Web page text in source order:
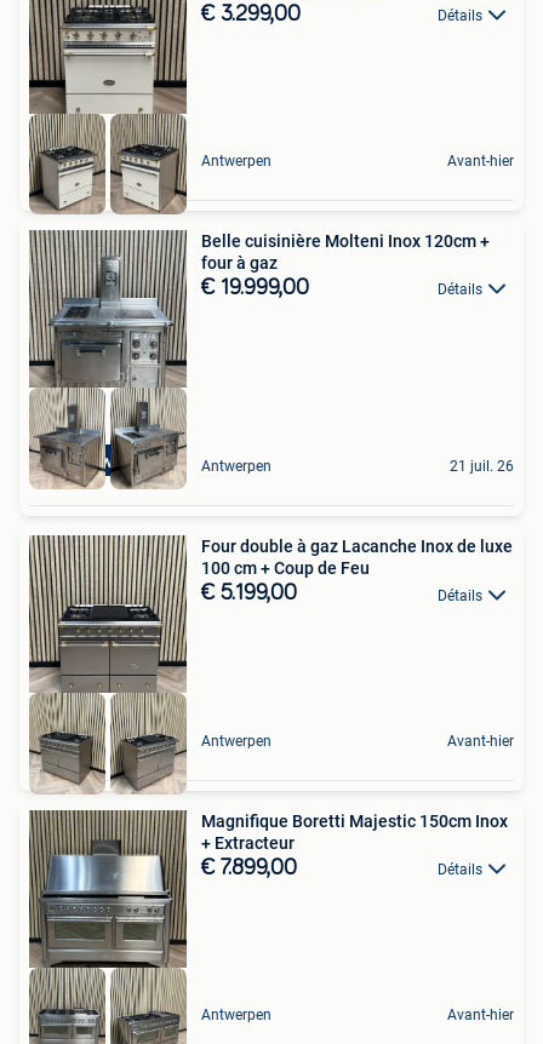
€ 3.299,00 Détails
Antwerpen Avant-hier
Top Kwaliteit
Belle cuisinière Molteni Inox 120cm +
four à gaz
€ 19.999,00 Détails
Antwerpen 21 juil. 26
Four double à gaz Lacanche Inox de luxe
100 cm + Coup de Feu
€ 5.199,00 Détails
Antwerpen Avant-hier
Magnifique Boretti Majestic 150cm Inox
+ Extracteur
€ 7.899,00 Détails
Antwerpen Avant-hier